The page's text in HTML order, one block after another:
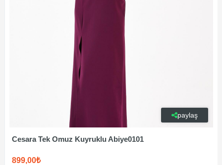
paylaş
Cesara Tek Omuz Kuyruklu Abiye0101
899,00₺